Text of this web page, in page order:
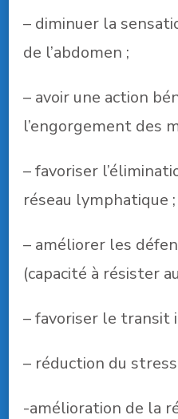
– diminuer la
de l’abdomen ;
– avoir une action
l’engorgement des
– favoriser
réseau lymphatique ;
– améliorer les
(capacité à résister
– favoriser le transit
– réduction du
-amélioration de la